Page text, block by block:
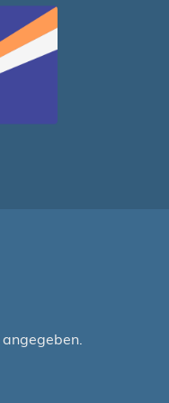
angegeben.